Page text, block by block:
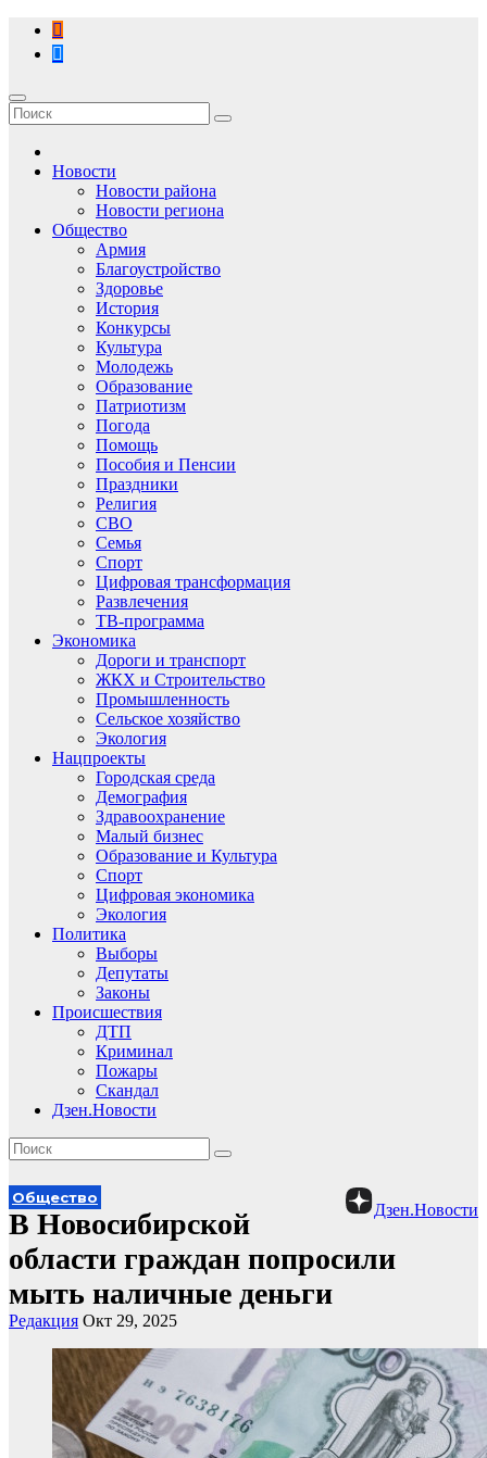
Перейти
содержимому
Новости
Новости района
Новости региона
Общество
Армия
Благоустройство
Здоровье
История
Конкурсы
Культура
Молодежь
Образование
Патриотизм
Погода
Помощь
Пособия и Пенсии
Праздники
Религия
СВО
Семья
Спорт
Цифровая трансформация
Развлечения
ТВ-программа
Экономика
Дороги и транспорт
ЖКХ и Строительство
Промышленность
Сельское хозяйство
Экология
Нацпроекты
Городская среда
Демография
Здравоохранение
Малый бизнес
Образование и Культура
Спорт
Цифровая экономика
Экология
Политика
Выборы
Депутаты
Законы
Происшествия
ДТП
Криминал
Пожары
Скандал
Дзен.Новости
Дзен.Новости
Общество
В Новосибирской
области граждан попросили
мыть наличные деньги
Редакция Окт 29, 2025